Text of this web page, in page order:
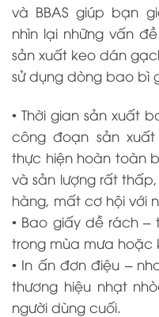
và BBAS giúp bạn
nhìn lại những vấn
sản xuất keo dán
sử dụng dòng bao bì
• Thời gian sản xuất
công đoạn sản
thực hiện hoàn toàn
và sản lượng rất
hàng, mất cơ hội với
• Bao giấy dễ rách
trong mùa mưa hoặc
• In ấn đơn điệu –
thương hiệu nhạt
người dùng cuối.